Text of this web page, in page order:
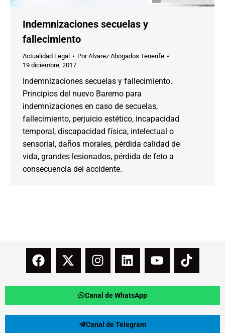
Indemnizaciones secuelas y
fallecimiento
Actualidad Legal PorAlvarez Abogados Tenerife
19 diciembre, 2017
Indemnizaciones secuelas y fallecimiento.
Principios del nuevo Baremo para
indemnizaciones en caso de secuelas,
fallecimiento, perjuicio estético, incapacidad
temporal, discapacidad física, intelectual o
sensorial, daños morales, pérdida calidad de
vida, grandes lesionados, pérdida de feto a
consecuencia del accidente.
Canal de WhatsApp
Canal de Telegram